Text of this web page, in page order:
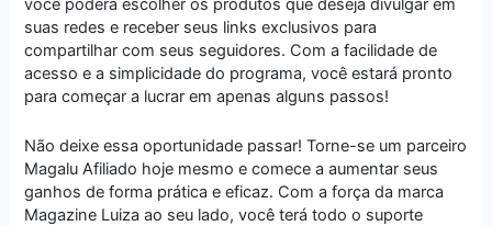
você poderá escolher os produtos que deseja divulgar em
suas redes e receber seus links exclusivos para
compartilhar com seus seguidores. Com a facilidade de
acesso e a simplicidade do programa, você estará pronto
para começar a lucrar em apenas alguns passos!
Não deixe essa oportunidade passar! Torne-se um parceiro
Magalu Afiliado hoje mesmo e comece a aumentar seus
ganhos de forma prática e eficaz. Com a força da marca
Magazine Luiza ao seu lado, você terá todo o suporte